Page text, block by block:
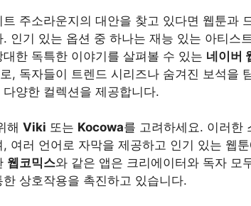
주소라운지의 대안을 찾고 있다면 웹툰과
인기 있는 옵션 중 하나는 재능 있는 아티스
한 독특한 이야기를 살펴볼 수 있는 네이버
로, 독자들이 트렌드 시리즈나 숨겨진 보석을
양한 컬렉션을 제공합니다.
해 Viki 또는 Kocowa를 고려하세요. 이러한
여러 언어로 자막을 제공하고 인기 있는 웹
웹코믹스와 같은 앱은 크리에이터와 독자 모
상호작용을 촉진하고 있습니다.